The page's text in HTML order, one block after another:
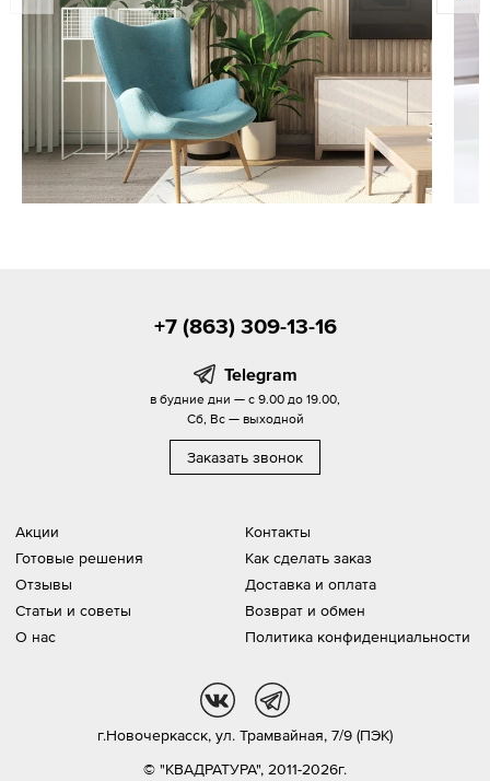
Акции
Готовые решения
Отзывы
Статьи и советы
О нас
Контакты
Как сделать заказ
Доставка и оплата
Возврат и обмен
Политика конфиденциальности
+7 (863) 309-13-16
Telegram
в будние дни — с 9.00 до 19.00,
Сб, Вс — выходной
Заказать звонок
© "КВАДРАТУРА", 2011-2026г.
г.Новочеркасск, ул. Трамвайная, 7/9 (ПЭК)